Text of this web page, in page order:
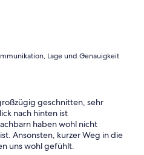
Lage und Genauigkeit
geschnitten, sehr
nach hinten ist
haben wohl nicht
Ansonsten, kurzer Weg in die
uns wohl gefühlt.